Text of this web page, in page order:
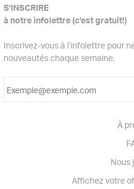
S’INSCRIRE
à notre infolettre (c’est gratuit!)
Inscrivez-vous à l’infolettre pour
nouveautés chaque semaine.
À
Nous
Affichez votre